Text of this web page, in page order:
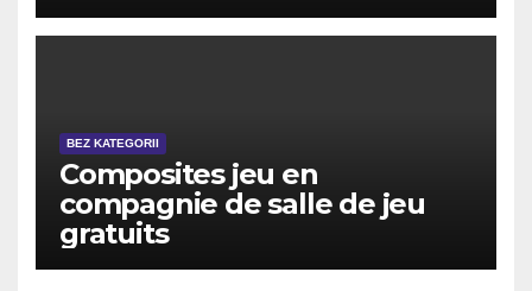
BEZ KATEGORII
Composites jeu en
compagnie de salle de jeu
gratuits